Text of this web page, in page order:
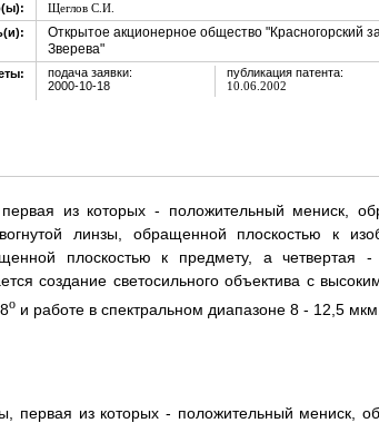
Щеглов С.И.
Открытое акционерное общество "Красногорский
Зверева"
подача заявки:
2000-10-18
публикация патента:
10.06.2002
из которых - положительный мениск,
линзы, обращенной плоскостью к
плоскостью к предмету, а четвертая -
создание светосильного объектива с
oи работе в спектральном диапазоне 8 - 12,5
первая из которых - положительный мениск,